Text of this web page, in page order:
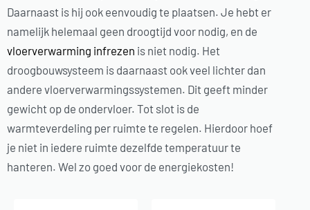
Daarnaast is hij ook eenvoudig te plaatsen. Je hebt er
namelijk helemaal geen droogtijd voor nodig, en de
vloerverwarming infrezen is niet nodig. Het
droogbouwsysteem is daarnaast ook veel lichter dan
andere vloerverwarmingssystemen. Dit geeft minder
gewicht op de ondervloer. Tot slot is de
warmteverdeling per ruimte te regelen. Hierdoor hoef
je niet in iedere ruimte dezelfde temperatuur te
hanteren. Wel zo goed voor de energiekosten!